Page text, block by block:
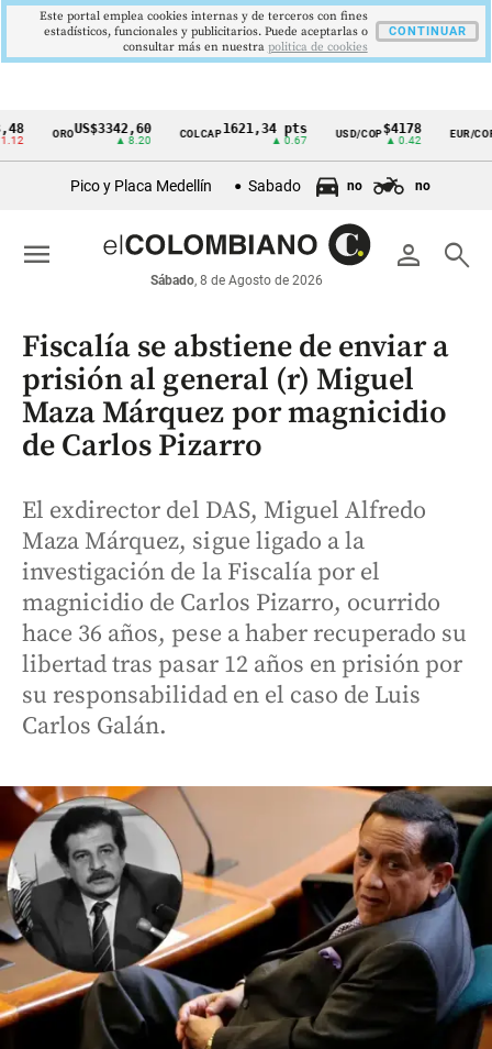
Cintillo
económicos
Colombia
ORO US$3342,60 COLCAP1621,34 pts USD/COP$4178
▲ 0.42
EUR/COP
Pico y Placa Medellín Sabado no no
person search
Sábado, 8 de Agosto de 2026
menu
Fiscalía se abstiene de enviar a
prisión al general (r) Miguel
Maza Márquez por magnicidio
de Carlos Pizarro
El exdirector del DAS, Miguel Alfredo
Maza Márquez, sigue ligado a la
investigación de la Fiscalía por el
magnicidio de Carlos Pizarro, ocurrido
hace 36 años, pese a haber recuperado su
libertad tras pasar 12 años en prisión por
su responsabilidad en el caso de Luis
Carlos Galán.
Este portal emplea cookies internas y de terceros con fines
estadísticos, funcionales y publicitarios. Puede aceptarlas o
consultar más en nuestra politica de cookies
CONTINUAR